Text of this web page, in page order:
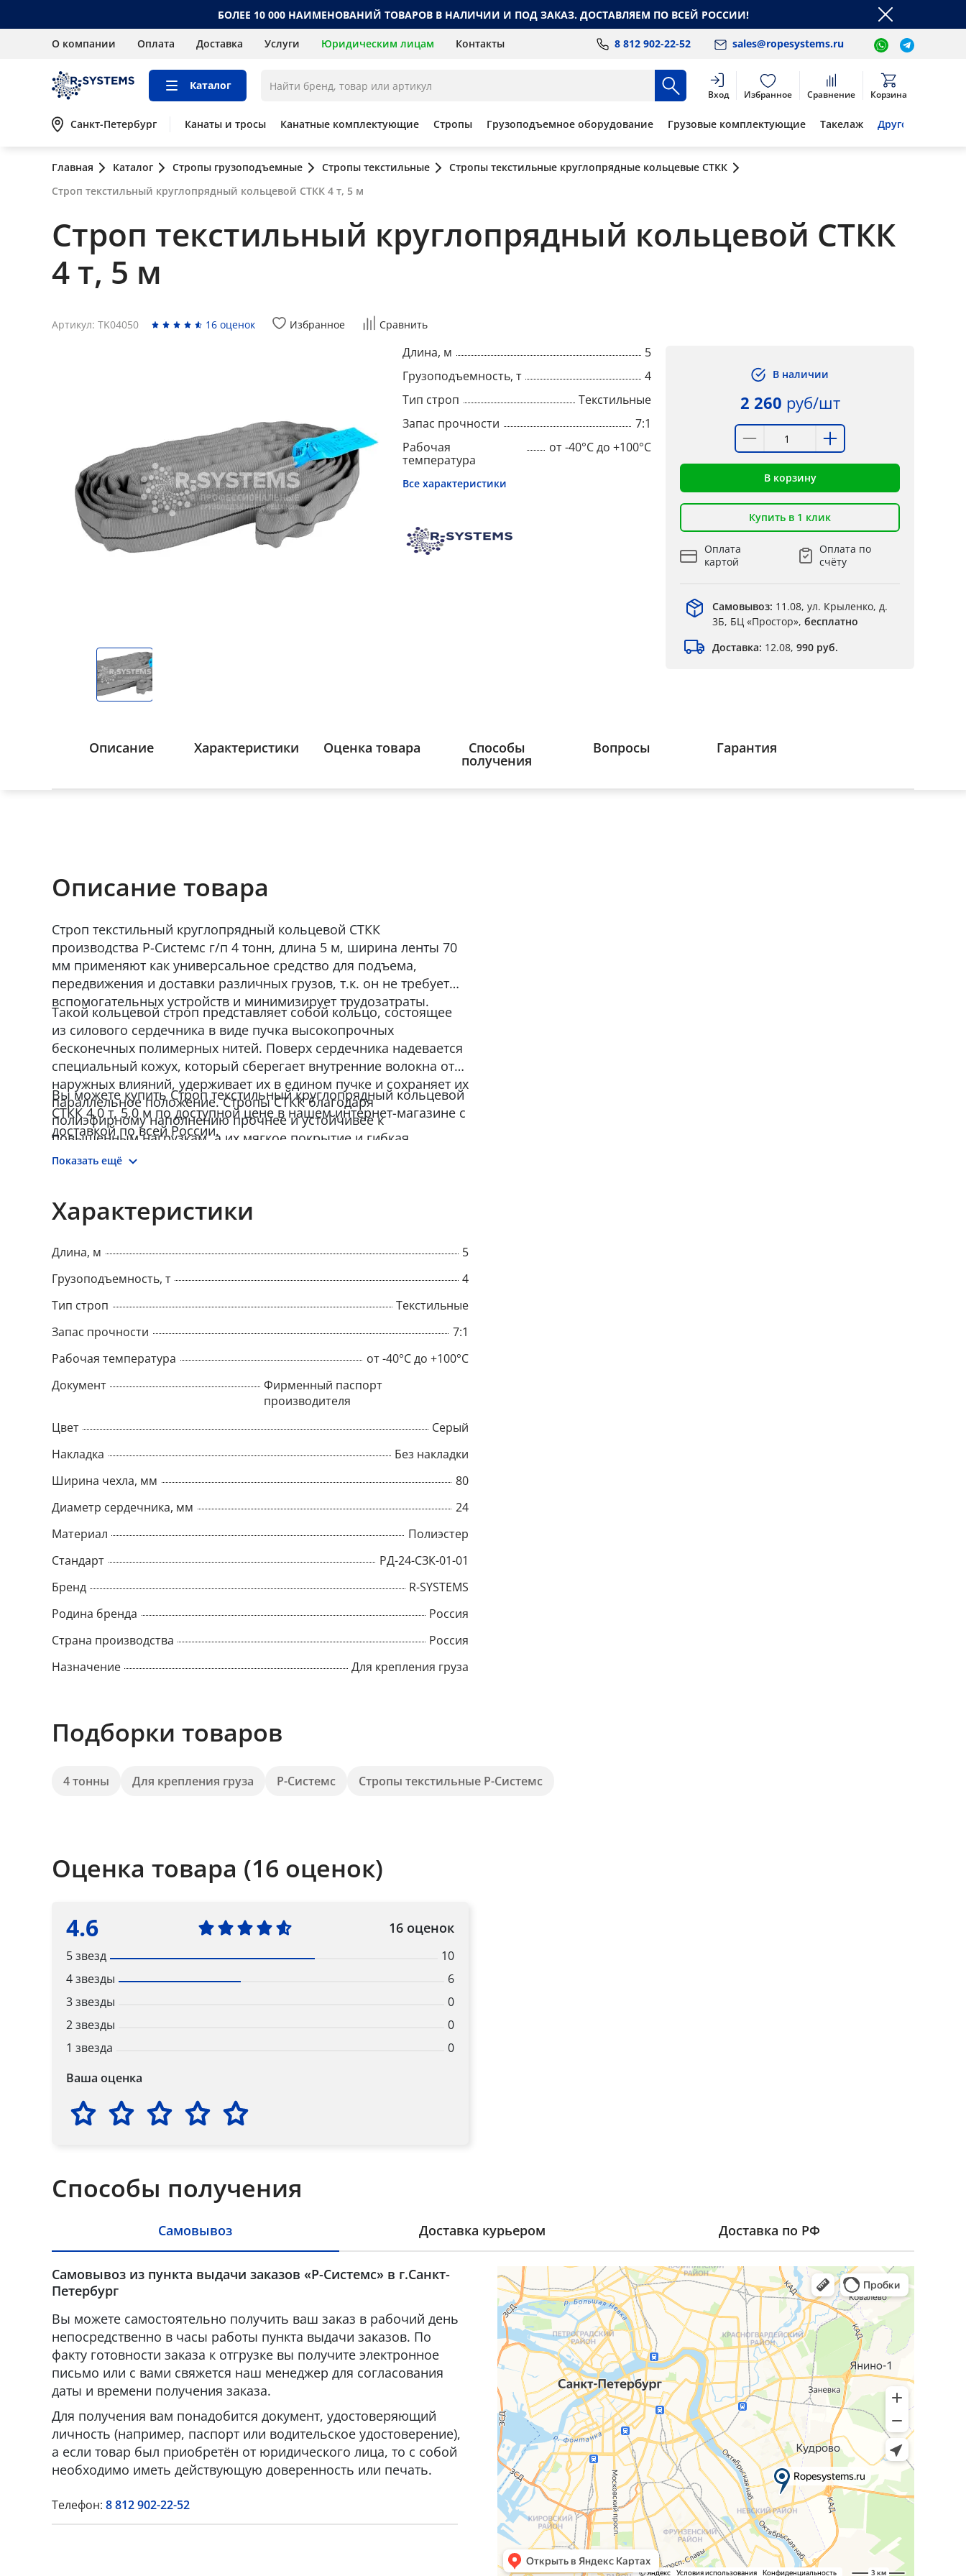
БОЛЕЕ 10 000 НАИМЕНОВАНИЙ ТОВАРОВ В НАЛИЧИИ И ПОД ЗАКАЗ. ДОСТАВЛЯЕМ ПО ВСЕЙ РОССИИ!
О компании Оплата Доставка Услуги Юридическим лицам Контакты 8 812 902-22-52 sales@ropesystems.ru
Каталог
Вход Избранное Сравнение Корзина
Санкт-Петербург Канаты и тросы Канатные комплектующие Стропы Грузоподъемное оборудование Грузовые комплектующие Такелаж Другое
Главная Каталог Стропы грузоподъемные Стропы текстильные
Стропы текстильные круглопрядные кольцевые СТКК
Строп текстильный круглопрядный кольцевой СТКК 4 т, 5 м
Строп текстильный круглопрядный кольцевой СТКК
4 т, 5 м
Артикул: TK04050 16 оценок Избранное Сравнить
Длина, м
5
Грузоподъемность, т
4
Тип строп
Текстильные
Запас прочности
7:1
Рабочая
температура
от -40°C до +100°C
Все характеристики
В наличии
2 260 руб/шт
В корзину
Купить в 1 клик
Оплата
картой
Оплата по
счёту
Самовывоз: 11.08, ул. Крыленко, д.
3Б, БЦ «Простор», бесплатно
Доставка: 12.08, 990 руб.
Описание Характеристики Оценка товара Способы
получения
Вопросы Гарантия
Описание товара
Строп текстильный круглопрядный кольцевой СТКК
производства Р-Системс г/п 4 тонн, длина 5 м, ширина ленты 70
мм применяют как универсальное средство для подъема,
передвижения и доставки различных грузов, т.к. он не требует
вспомогательных устройств и минимизирует трудозатраты.
Такой кольцевой строп представляет собой кольцо, состоящее
из силового сердечника в виде пучка высокопрочных
бесконечных полимерных нитей. Поверх сердечника надевается
специальный кожух, который сберегает внутренние волокна от
наружных влияний, удерживает их в едином пучке и сохраняет их
параллельное положение. Стропы СТКК благодаря
полиэфирному наполнению прочнее и устойчивее к
повышенным нагрузкам, а их мягкое покрытие и гибкая
структура создает плотное прилегание и сохранность груза.
основе. Требования к устройству и безопасной эксплуатации».
Вы можете купить Строп текстильный круглопрядный кольцевой
СТКК 4,0 т, 5,0 м по доступной цене в нашем интернет-магазине с
доставкой по всей России.
Показать ещё
Характеристики
Длина, м
5
Грузоподъемность, т
4
Тип строп
Текстильные
Запас прочности
7:1
Рабочая температура
от -40°C до +100°C
Документ
Фирменный паспорт
производителя
Цвет
Серый
Накладка
Без накладки
Ширина чехла, мм
80
Диаметр сердечника, мм
24
Материал
Полиэстер
Стандарт
РД-24-СЗК-01-01
Бренд
R-SYSTEMS
Родина бренда
Россия
Страна производства
Россия
Назначение
Для крепления груза
Подборки товаров
4 тонны Для крепления груза Р-Системс Стропы текстильные Р-Системс
Оценка товара (16 оценок)
4.6 16 оценок
5 звезд
10
4 звезды
6
3 звезды
0
2 звезды
0
1 звезда
0
Ваша оценка
Способы получения
Самовывоз Доставка курьером Доставка по РФ
Самовывоз из пункта выдачи заказов «Р-Системс» в г.Санкт-
Петербург
Вы можете самостоятельно получить ваш заказ в рабочий день
непосредственно в часы работы пункта выдачи заказов. По
факту готовности заказа к отгрузке вы получите электронное
письмо или с вами свяжется наш менеджер для согласования
даты и времени получения заказа.
Для получения вам понадобится документ, удостоверяющий
личность (например, паспорт или водительское удостоверение),
а если товар был приобретён от юридического лица, то с собой
необходимо иметь действующую доверенность или печать.
Телефон: 8 812 902-22-52
Popup
Title